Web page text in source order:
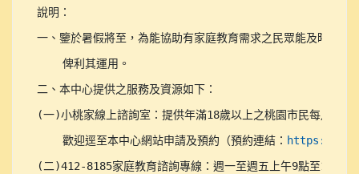
說明：
一、鑒於暑假將至，為能協助有家庭教育需求之民眾能及時因
    俾利其運用。
二、本中心提供之服務及資源如下：
(一)小桃家線上諮詢室：提供年滿18歲以上之桃園市民每月一
    歡迎逕至本中心網站申請及預約（預約連結：
https://
(二)412-8185家庭教育諮詢專線：週一至週五上午9點至12點